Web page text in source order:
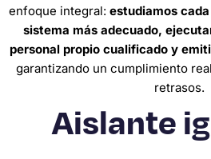
enfoque integral: estudiamos
sistema más adecuado,
personal propio cualificado y
garantizando un cumplimiento
retrasos.
Aislante